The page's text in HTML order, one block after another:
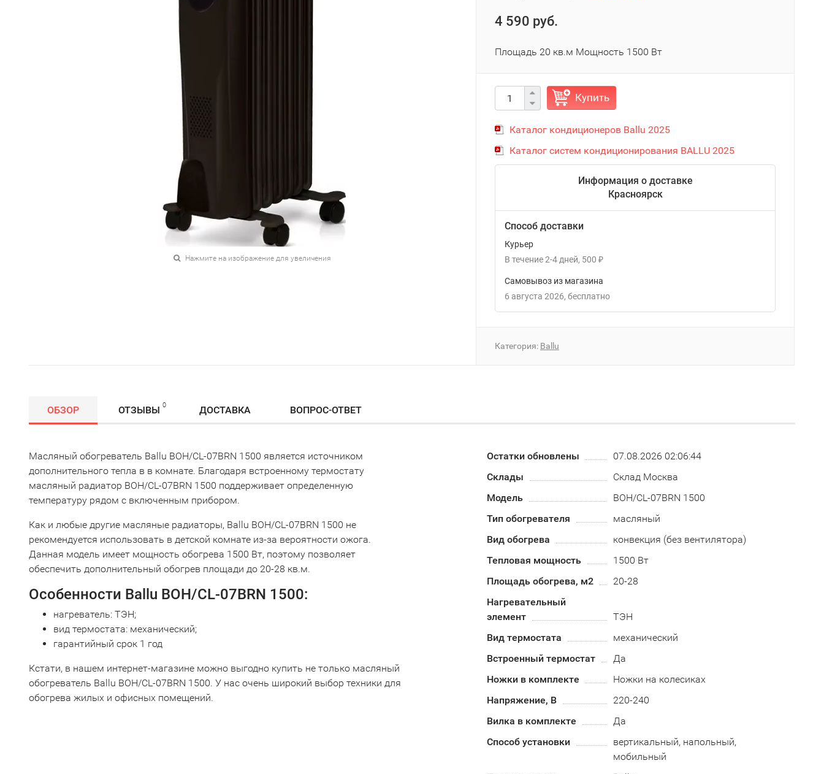
Нажмите на изображение для увеличения
4 590 руб.
Площадь 20 кв.м Мощность 1500 Вт
Купить
Каталог кондиционеров Ballu 2025
Каталог систем кондиционирования BALLU 2025
Информация о доставке
Красноярск
Способ доставки
Курьер
В течение2-4 дней 500 ₽
Самовывоз из магазина
6 августа 2026
Бесплатно
Категория: Ballu
ОБЗОР ОТЗЫВЫ 0 ДОСТАВКА ВОПРОС-ОТВЕТ
Масляный обогреватель Ballu BOH/CL-07BRN 1500 является источником
дополнительного тепла в в комнате. Благодаря встроенному термостату
масляный радиатор BOH/CL-07BRN 1500 поддерживает определенную
температуру рядом с включенным прибором.
Как и любые другие масляные радиаторы, Ballu BOH/CL-07BRN 1500 не
рекомендуется использовать в детской комнате из-за вероятности ожога.
Данная модель имеет мощность обогрева 1500 Вт, поэтому позволяет
обеспечить дополнительный обогрев площади до 20-28 кв.м.
Особенности Ballu BOH/CL-07BRN 1500:
нагреватель: ТЭН;
вид термостата: механический;
гарантийный срок 1 год
Кстати, в нашем интернет-магазине можно выгодно купить не только масляный
обогреватель Ballu BOH/CL-07BRN 1500. У нас очень широкий выбор техники для
обогрева жилых и офисных помещений.
Остатки обновлены
07.08.2026 02:06:44
Склады
Склад Москва
Модель
BOH/CL-07BRN 1500
Тип обогревателя
масляный
Вид обогрева
конвекция (без вентилятора)
Тепловая мощность
1500 Вт
Площадь обогрева, м2
20-28
Нагревательный
элемент
ТЭН
Вид термостата
механический
Встроенный термостат
Да
Ножки в комплекте
Ножки на колесиках
Напряжение, В
220-240
Вилка в комплекте
Да
Способ установки
вертикальный, напольный,
мобильный